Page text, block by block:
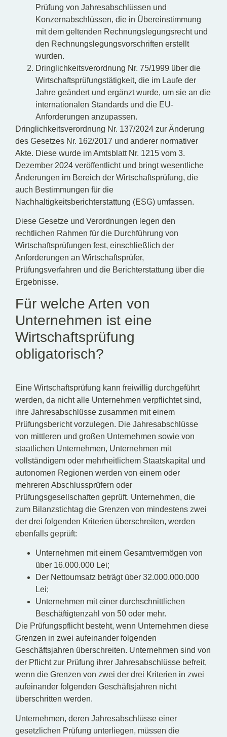
Prüfung von Jahresabschlüssen und
Konzernabschlüssen, die in Übereinstimmung
mit dem geltenden Rechnungslegungsrecht und
den Rechnungslegungsvorschriften erstellt
wurden.
Dringlichkeitsverordnung Nr. 75/1999 über die
Wirtschaftsprüfungstätigkeit, die im Laufe der
Jahre geändert und ergänzt wurde, um sie an die
internationalen Standards und die EU-
Anforderungen anzupassen.
Dringlichkeitsverordnung Nr. 137/2024 zur Änderung
des Gesetzes Nr. 162/2017 und anderer normativer
Akte. Diese wurde im Amtsblatt Nr. 1215 vom 3.
Dezember 2024 veröffentlicht und bringt wesentliche
Änderungen im Bereich der Wirtschaftsprüfung, die
auch Bestimmungen für die
Nachhaltigkeitsberichterstattung (ESG) umfassen.
Diese Gesetze und Verordnungen legen den
rechtlichen Rahmen für die Durchführung von
Wirtschaftsprüfungen fest, einschließlich der
Anforderungen an Wirtschaftsprüfer,
Prüfungsverfahren und die Berichterstattung über die
Ergebnisse.
Für welche Arten von
Unternehmen ist eine
Wirtschaftsprüfung
obligatorisch?
Eine Wirtschaftsprüfung kann freiwillig durchgeführt
werden, da nicht alle Unternehmen verpflichtet sind,
ihre Jahresabschlüsse zusammen mit einem
Prüfungsbericht vorzulegen. Die Jahresabschlüsse
von mittleren und großen Unternehmen sowie von
staatlichen Unternehmen, Unternehmen mit
vollständigem oder mehrheitlichem Staatskapital und
autonomen Regionen werden von einem oder
mehreren Abschlussprüfern oder
Prüfungsgesellschaften geprüft. Unternehmen, die
zum Bilanzstichtag die Grenzen von mindestens zwei
der drei folgenden Kriterien überschreiten, werden
ebenfalls geprüft:
Unternehmen mit einem Gesamtvermögen von
über 16.000.000 Lei;
Der Nettoumsatz beträgt über 32.000.000.000
Lei;
Unternehmen mit einer durchschnittlichen
Beschäftigtenzahl von 50 oder mehr.
Die Prüfungspflicht besteht, wenn Unternehmen diese
Grenzen in zwei aufeinander folgenden
Geschäftsjahren überschreiten. Unternehmen sind von
der Pflicht zur Prüfung ihrer Jahresabschlüsse befreit,
wenn die Grenzen von zwei der drei Kriterien in zwei
aufeinander folgenden Geschäftsjahren nicht
überschritten werden.
Unternehmen, deren Jahresabschlüsse einer
gesetzlichen Prüfung unterliegen, müssen die